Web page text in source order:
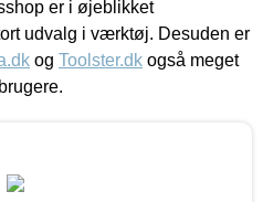
er i øjeblikket
udvalg i værktøj. Desuden er
og Toolster.dk også meget